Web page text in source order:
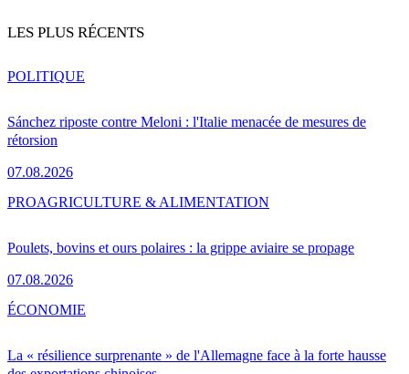
LES PLUS RÉCENTS
Sánchez riposte contre Meloni : l'Italie menacée de mesures de
rétorsion
07.08.2026
POLITIQUE
Poulets, bovins et ours polaires : la grippe aviaire se propage
07.08.2026
PROAGRICULTURE & ALIMENTATION
La « résilience surprenante » de l'Allemagne face à la forte hausse
ÉCONOMIE